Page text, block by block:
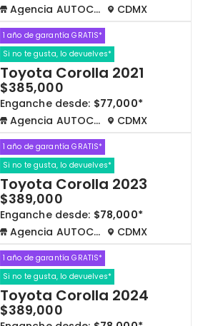
Agencia AUTOCOM
CDMX
1 año de garantía GRATIS*
Si no te gusta, lo devuelves*
Toyota Corolla 2021
$385,000
Enganche desde: $77,000*
Agencia AUTOCOM
CDMX
1 año de garantía GRATIS*
Si no te gusta, lo devuelves*
Toyota Corolla 2023
$389,000
Enganche desde: $78,000*
Agencia AUTOCOM
CDMX
1 año de garantía GRATIS*
Si no te gusta, lo devuelves*
Toyota Corolla 2024
$389,000